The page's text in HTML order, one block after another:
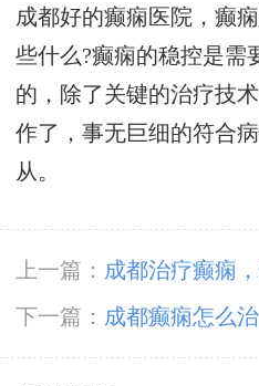
成都好的癫痫医院，癫
些什么?癫痫的稳控是需
的，除了关键的治疗技
作了，事无巨细的符合
从。
上一篇： 成都治疗癫痫
院?
下一篇： 成都癫痫怎么
些表现呢?